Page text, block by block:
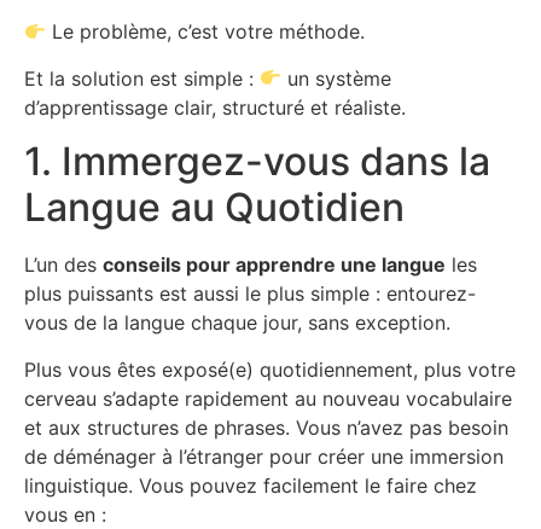
Le problème, c’est votre méthode.
Et la solution est simple :
un système
d’apprentissage clair, structuré et réaliste.
1. Immergez-vous dans la
Langue au Quotidien
L’un des conseils pour apprendre une langue les
plus puissants est aussi le plus simple : entourez-
vous de la langue chaque jour, sans exception.
Plus vous êtes exposé(e) quotidiennement, plus votre
cerveau s’adapte rapidement au nouveau vocabulaire
et aux structures de phrases. Vous n’avez pas besoin
de déménager à l’étranger pour créer une immersion
linguistique. Vous pouvez facilement le faire chez
vous en :